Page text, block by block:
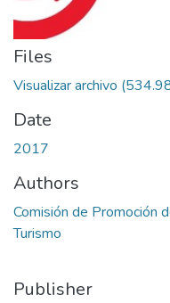
Files
Visualizar archivo
Date
2017
Authors
Comisión de Promoción
Turismo
Publisher